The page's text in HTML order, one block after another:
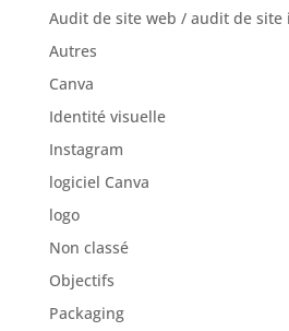
Audit de site web / audit de site
Autres
Canva
Identité visuelle
Instagram
logiciel Canva
logo
Non classé
Objectifs
Packaging